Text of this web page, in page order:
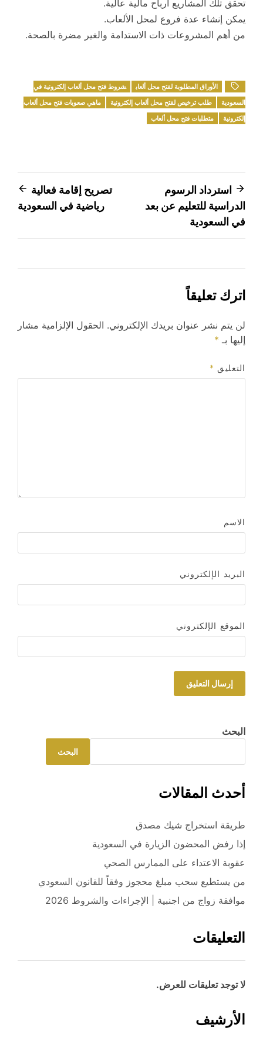
تحقق تلك المشاريع أرباح مالية عالية.
يمكن إنشاء عدة فروع لمحل الألعاب.
من أهم المشروعات ذات الاستدامة والغير مضرة بالصحة.
الأوراق المطلوبة لفتح محل ألعاب
شروط فتح محل ألعاب إلكترونية في
السعودية
طلب ترخيص لفتح محل ألعاب إلكترونية
ماهي صعوبات فتح محل ألعاب
إلكترونية
متطلبات فتح محل ألعاب
تصفّح
المقالات
استرداد الرسوم
الدراسية للتعليم عن بعد
في السعودية
تصريح إقامة فعالية
رياضية في السعودية
اترك تعليقاً
لن يتم نشر عنوان بريدك الإلكتروني. الحقول الإلزامية مشار
إليها بـ *
التعليق *
الاسم
البريد الإلكتروني
الموقع الإلكتروني
البحث
البحث
أحدث المقالات
طريقة استخراج شيك مصدق
إذا رفض المحضون الزيارة في السعودية
عقوبة الاعتداء على الممارس الصحي
من يستطيع سحب مبلغ محجوز وفقاً للقانون السعودي
موافقة زواج من اجنبية | الإجراءات والشروط 2026
التعليقات
لا توجد تعليقات للعرض.
الأرشيف